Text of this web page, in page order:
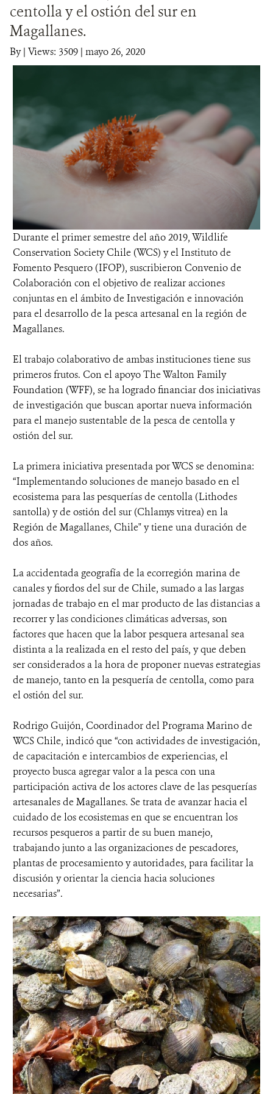
DONA
centolla y el ostión del sur en
Magallanes.
By| Views: 3509 | mayo 26, 2020
Durante el primer semestre del año 2019, Wildlife
Conservation Society Chile (WCS) y el Instituto de
Fomento Pesquero (IFOP), suscribieron Convenio de
Colaboración con el objetivo de realizar acciones
conjuntas en el ámbito de Investigación e innovación
para el desarrollo de la pesca artesanal en la región de
Magallanes.
El trabajo colaborativo de ambas instituciones tiene sus
primeros frutos. Con el apoyo The Walton Family
Foundation (WFF), se ha logrado financiar dos iniciativas
de investigación que buscan aportar nueva información
para el manejo sustentable de la pesca de centolla y
ostión del sur.
La primera iniciativa presentada por WCS se denomina:
“Implementando soluciones de manejo basado en el
ecosistema para las pesquerías de centolla (Lithodes
santolla) y de ostión del sur (Chlamys vitrea) en la
Región de Magallanes, Chile" y tiene una duración de
dos años.
La accidentada geografía de la ecorregión marina de
canales y fiordos del sur de Chile, sumado a las largas
jornadas de trabajo en el mar producto de las distancias a
recorrer y las condiciones climáticas adversas, son
factores que hacen que la labor pesquera artesanal sea
distinta a la realizada en el resto del país, y que deben
ser considerados a la hora de proponer nuevas estrategias
de manejo, tanto en la pesquería de centolla, como para
el ostión del sur.
Rodrigo Guijón, Coordinador del Programa Marino de
WCS Chile, indicó que “con actividades de investigación,
de capacitación e intercambios de experiencias, el
proyecto busca agregar valor a la pesca con una
participación activa de los actores clave de las pesquerías
artesanales de Magallanes. Se trata de avanzar hacia el
cuidado de los ecosistemas en que se encuentran los
recursos pesqueros a partir de su buen manejo,
trabajando junto a las organizaciones de pescadores,
plantas de procesamiento y autoridades, para facilitar la
discusión y orientar la ciencia hacia soluciones
necesarias”.